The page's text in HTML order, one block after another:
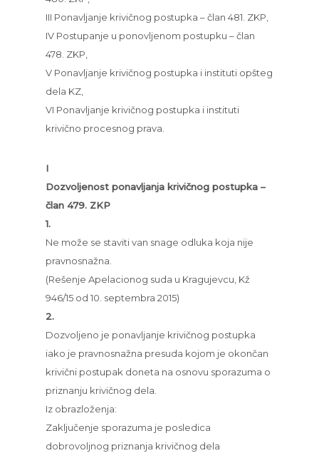
III Ponavljanje krivičnog postupka – član 481. ZKP,
IV Postupanje u ponovljenom postupku – član
478. ZKP,
V Ponavljanje krivičnog postupka i instituti opšteg
dela KZ,
VI Ponavljanje krivičnog postupka i instituti
krivično procesnog prava.
I
Dozvoljenost ponavljanja krivičnog postupka –
član 479. ZKP
1.
Ne može se staviti van snage odluka koja nije
pravnosnažna.
(Rešenje Apelacionog suda u Kragujevcu, Kž
946/15 od 10. septembra 2015)
2.
Dozvoljeno je ponavljanje krivičnog postupka
iako je pravnosnažna presuda kojom je okončan
krivični postupak doneta na osnovu sporazuma o
priznanju krivičnog dela.
Iz obrazloženja:
Zaključenje sporazuma je posledica
dobrovoljnog priznanja krivičnog dela